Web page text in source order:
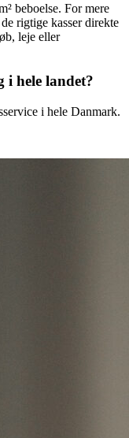
beboelse. For mere
rigtige kasser direkte
leje eller
hele landet?
i hele Danmark.